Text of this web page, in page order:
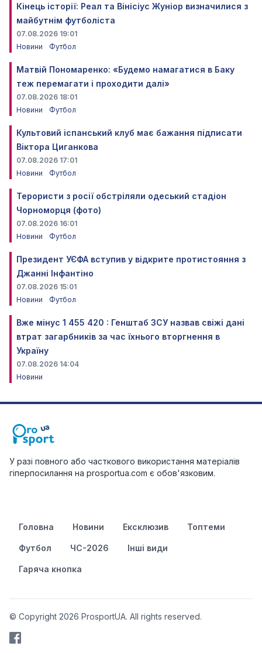
Кінець історії: Реал та Вінісіус Жуніор визначилися з
майбутнім футболіста
07.08.2026 19:01
Новини
Футбол
Матвій Пономаренко: «Будемо намагатися в Баку
теж перемагати і проходити далі»
07.08.2026 18:01
Новини
Футбол
Культовий іспанський клуб має бажання підписати
Віктора Циганкова
07.08.2026 17:01
Новини
Футбол
Терористи з росії обстріляли одеський стадіон
Чорноморця (фото)
07.08.2026 16:01
Новини
Футбол
Президент УЄФА вступив у відкрите протистояння з
Джанні Інфантіно
07.08.2026 15:01
Новини
Футбол
Вже мінус 1 455 420 : Генштаб ЗСУ назвав свіжі дані
втрат загарбників за час їхнього вторгнення в
Україну
07.08.2026 14:04
Новини
У разі повного або часткового використання матеріалів
гіперпосилання на prosportua.com є обов'язковим.
Головна Новини Ексклюзив Топтеми
Футбол ЧС-2026 Інші види
Гаряча кнопка
© Copyright 2026 ProsportUA. All rights reserved.